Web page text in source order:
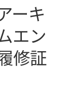
ーキ
エン
修証